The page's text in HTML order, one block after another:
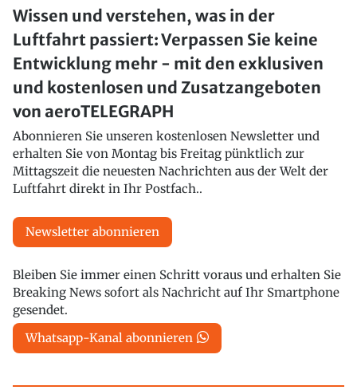
Wissen und verstehen, was in der
Luftfahrt passiert: Verpassen Sie keine
Entwicklung mehr - mit den exklusiven
und kostenlosen und Zusatzangeboten
von aeroTELEGRAPH
Abonnieren Sie unseren kostenlosen Newsletter und
erhalten Sie von Montag bis Freitag pünktlich zur
Mittagszeit die neuesten Nachrichten aus der Welt der
Luftfahrt direkt in Ihr Postfach..
Newsletter abonnieren
Bleiben Sie immer einen Schritt voraus und erhalten Sie
Breaking News sofort als Nachricht auf Ihr Smartphone
gesendet.
Whatsapp-Kanal abonnieren